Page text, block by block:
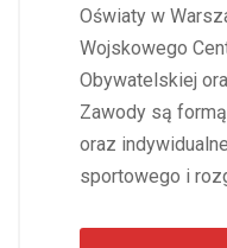
Oświaty w
Wojskowego
Obywatelskiej
Zawody są
oraz
sportowego i